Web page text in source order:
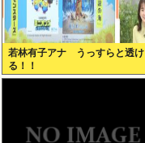
若林有子アナ うっすらと透け
る！！